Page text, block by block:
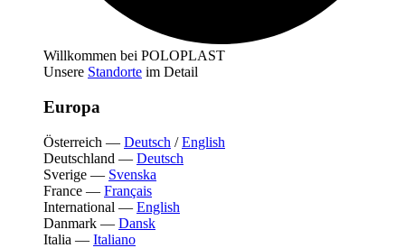
Willkommen bei POLOPLAST
Unsere Standorte im Detail
Europa
Österreich — Deutsch /English
Deutschland — Deutsch
Sverige — Svenska
France — Français
International — English
Danmark — Dansk
Italia — Italiano